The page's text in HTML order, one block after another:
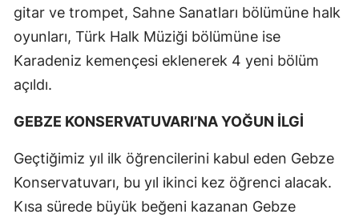
gitar ve trompet, Sahne Sanatları bölümüne halk
oyunları, Türk Halk Müziği bölümüne ise
Karadeniz kemençesi eklenerek 4 yeni bölüm
açıldı.
GEBZE KONSERVATUVARI’NA YOĞUN İLGİ
Geçtiğimiz yıl ilk öğrencilerini kabul eden Gebze
Konservatuvarı, bu yıl ikinci kez öğrenci alacak.
Kısa sürede büyük beğeni kazanan Gebze